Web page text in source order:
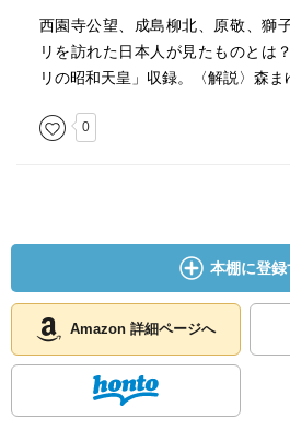
東久邇宮稔彦が臣籍降下までちら
間を延長
させたことは知っていたが、日米
のか？」「アメリカはそのつもり
この時の経験や人脈が、後の政治
るの
かもしれない。
西園寺公望、成島柳北、原敬、
リを訪れた日本人が見たものと
リの昭和天皇」収録。〈解説〉森ま
0
本棚に登録
Amazon 詳細ページへ